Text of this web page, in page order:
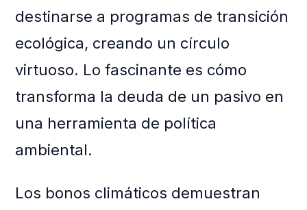
destinarse a programas de transición
ecológica, creando un círculo
virtuoso. Lo fascinante es cómo
transforma la deuda de un pasivo en
una herramienta de política
ambiental.
Los bonos climáticos demuestran